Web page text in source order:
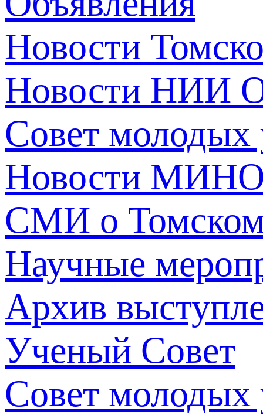
Новости
Новости НИИ
Совет молодых
Новости
СМИ о
Научные
Архив
Ученый Совет
Совет молодых